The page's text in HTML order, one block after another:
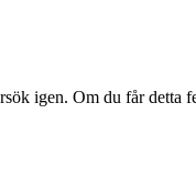
igen. Om du får detta